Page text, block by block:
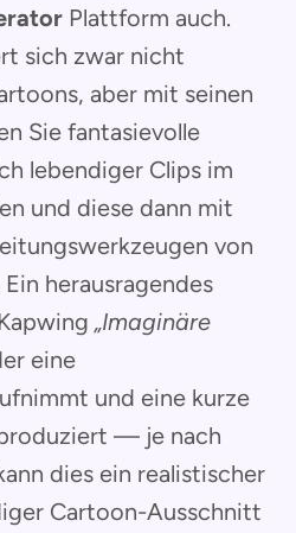
Plattform auch.
sich zwar nicht
aber mit seinen
Sie fantasievolle
lebendiger Clips im
und diese dann mit
von
herausragendes
„Imaginäre
eine
und eine kurze
— je nach
dies ein realistischer
Cartoon-Ausschnitt